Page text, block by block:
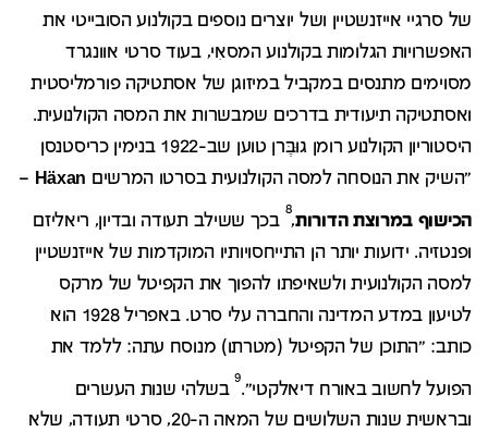
של סרגיי אייזנשטיין ושל יוצרים נוספים בקולנוע הסובייטי את
האפשרויות הגלומות בקולנוע המסאִי, בעוד סרטי אוונגרד
מסוימים מתנסים במקביל במיזוגן של אסתטיקה פורמליסטית
ואסתטיקה תיעודית בדרכים שמבשרות את המסה הקולנועית.
היסטוריון הקולנוע רומן גוּבֶּרן טוען שב-1922 בנימין כריסטנסן
"השיק את הנוסחה למסה הקולנועית בסרטו המרשים Häxan
–
הכישוף במרוצת הדורות,
8
בכך ששילב תעודה ובדיון, ריאליזם
ופנטזיה. ידועות יותר הן התייחסויותיו המוקדמות של אייזנשטיין
למסה הקולנועית ולשאיפתו להפוך את הקפיטל של מרקס
לטיעון במדע המדינה והחברה עלי סרט. באפריל 1928 הוא
כותב: "התוכן של הקפיטל (מטרתו) מנוסח עתה: ללמד את
הפועל לחשוב באורח דיאלקטי".
9
בשלהי שנות העשרים
ובראשית שנות השלושים של המאה ה-20, סרטי תעודה, שלא